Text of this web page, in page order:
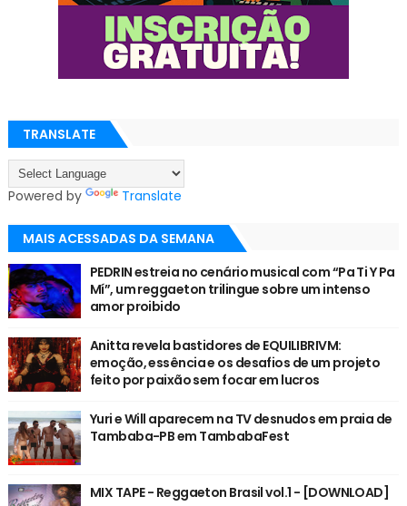
TRANSLATE
Powered by Translate
MAIS ACESSADAS DA SEMANA
PEDRIN estreia no cenário musical com “Pa Ti Y Pa
Mí”, um reggaeton trilingue sobre um intenso
amor proibido
Anitta revela bastidores de EQUILIBRIVM:
emoção, essência e os desafios de um projeto
feito por paixão sem focar em lucros
Yuri e Will aparecem na TV desnudos em praia de
Tambaba-PB em TambabaFest
MIX TAPE - Reggaeton Brasil vol.1 - [DOWNLOAD]